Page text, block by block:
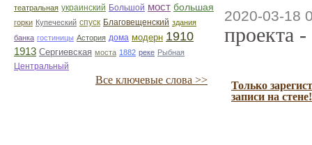
театральная украинский Большой мост большая
горки Купеческий спуск Благовещенский здания
банка гостиницы Астория дома модерн 1910
1913 Сергиевская моста 1882 реке Рыбная
Центральный
Все ключевые слова >>
2020-03-18
проекта
Только
записи на стене!